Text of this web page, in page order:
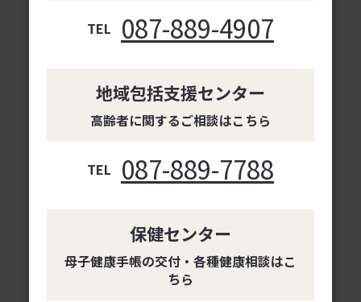
TEL 087-889-4907
地域包括支援センター
高齢者に関するご相談はこちら
TEL 087-889-7788
保健センター
母子健康手帳の交付・各種健康相談はこ
ちら